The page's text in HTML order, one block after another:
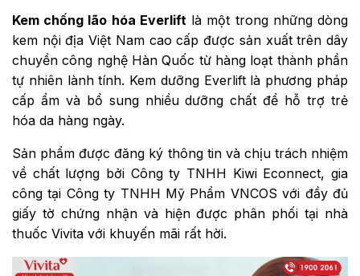
Kem chống lão hóa Everliftlà một trong những dòng
kem nội địa Việt Nam cao cấp được sản xuất trên dây
chuyền công nghệ Hàn Quốc từ hàng loạt thành phần
tự nhiên lành tính. Kem dưỡng Everlift là phương pháp
cấp ẩm và bổ sung nhiều dưỡng chất để hỗ trợ trẻ
hóa da hàng ngày.
Sản phẩm được đăng ký thông tin và chịu trách nhiệm
về chất lượng bởi Công ty TNHH Kiwi Econnect, gia
công tại Công ty TNHH Mỹ Phẩm VNCOS với đầy đủ
giấy tờ chứng nhận và hiện được phân phối tại nhà
thuốc Vivita với khuyến mãi rất hời.